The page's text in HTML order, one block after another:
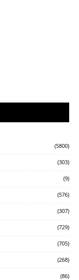
(5800)
(303)
(9)
(576)
(307)
(729)
(705)
(268)
(86)